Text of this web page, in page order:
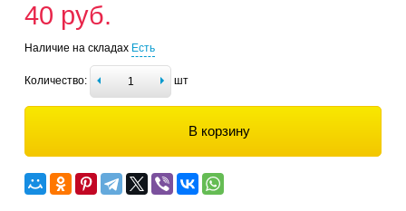
40 руб.
Наличие на складах Есть
Количество: шт
В корзину